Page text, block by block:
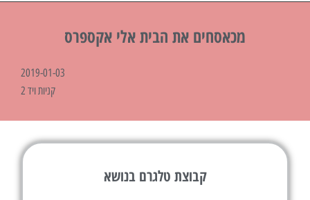
מכאסחים את הבית אלי אקספרס
2019-01-03
קניות ויד 2
קבוצת טלגרם בנושא